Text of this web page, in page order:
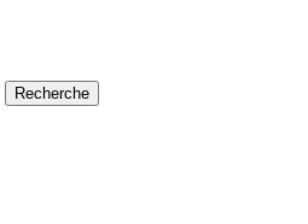
Recherche